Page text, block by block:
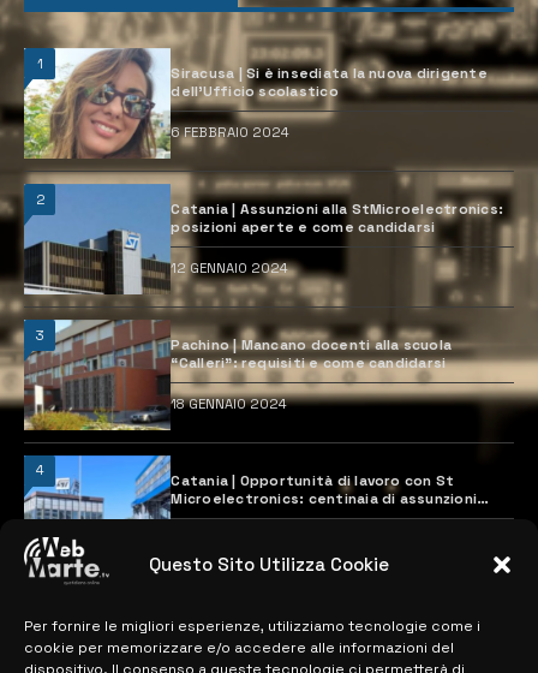
Questo Sito Utilizza Cookie
Per fornire le migliori esperienze, utilizziamo tecnologie come i
cookie per memorizzare e/o accedere alle informazioni del
1
Siracusa | Si è insediata la nuova dirigente
dell’Ufficio scolastico
6 FEBBRAIO 2024
2
Catania | Assunzioni alla StMicroelectronics:
posizioni aperte e come candidarsi
12 GENNAIO 2024
3
Pachino | Mancano docenti alla scuola
“Calleri”: requisiti e come candidarsi
18 GENNAIO 2024
4
Catania | Opportunità di lavoro con St
Microelectronics: centinaia di assunzioni
previste
MAPPA DEL SITO